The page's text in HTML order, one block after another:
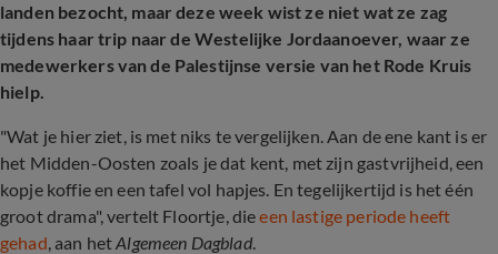
landen bezocht, maar deze week wist ze niet wat ze zag
tijdens haar trip naar de Westelijke Jordaanoever, waar ze
medewerkers van de Palestijnse versie van het Rode Kruis
hielp.
"Wat je hier ziet, is met niks te vergelijken. Aan de ene kant is er
het Midden-Oosten zoals je dat kent, met zijn gastvrijheid, een
kopje koffie en een tafel vol hapjes. En tegelijkertijd is het één
groot drama", vertelt Floortje, dieeen lastige periode heeft
gehad, aan hetAlgemeen Dagblad.